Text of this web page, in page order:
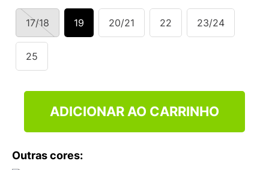
17/18 19 20/21 22 23/24
25
ADICIONAR AO CARRINHO
Outras cores: